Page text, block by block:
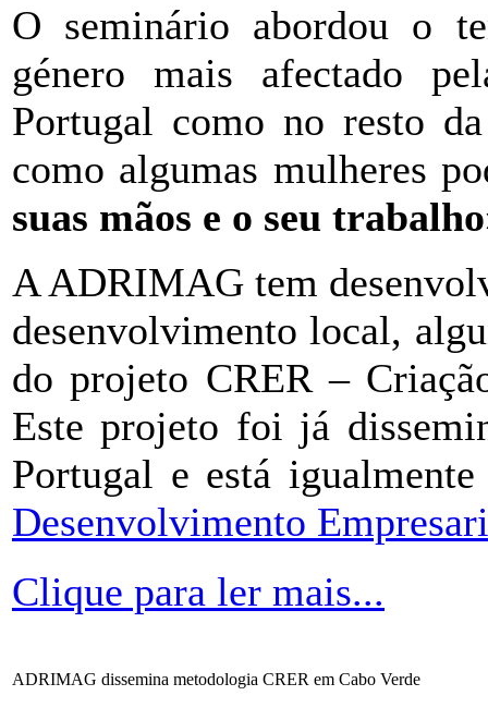
O seminário abordou o
género mais afectado
Portugal como no resto
como algumas mulheres
suas mãos e o seu trabalho
A ADRIMAG tem
desenvolvimento local,
do projeto CRER –
Este projeto foi já
Portugal e está
Desenvolvimento
Clique para ler mais...
ADRIMAG dissemina metodologia CRER em Cabo Verde